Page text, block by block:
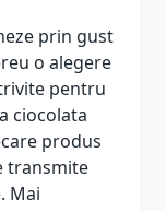
prin gust
o alegere
pentru
ciocolata
produs
transmite
Mai